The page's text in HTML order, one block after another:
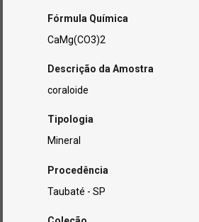
Fórmula Química
CaMg(CO3)2
Descrição da Amostra
coraloide
Tipologia
Mineral
Procedência
Taubaté - SP